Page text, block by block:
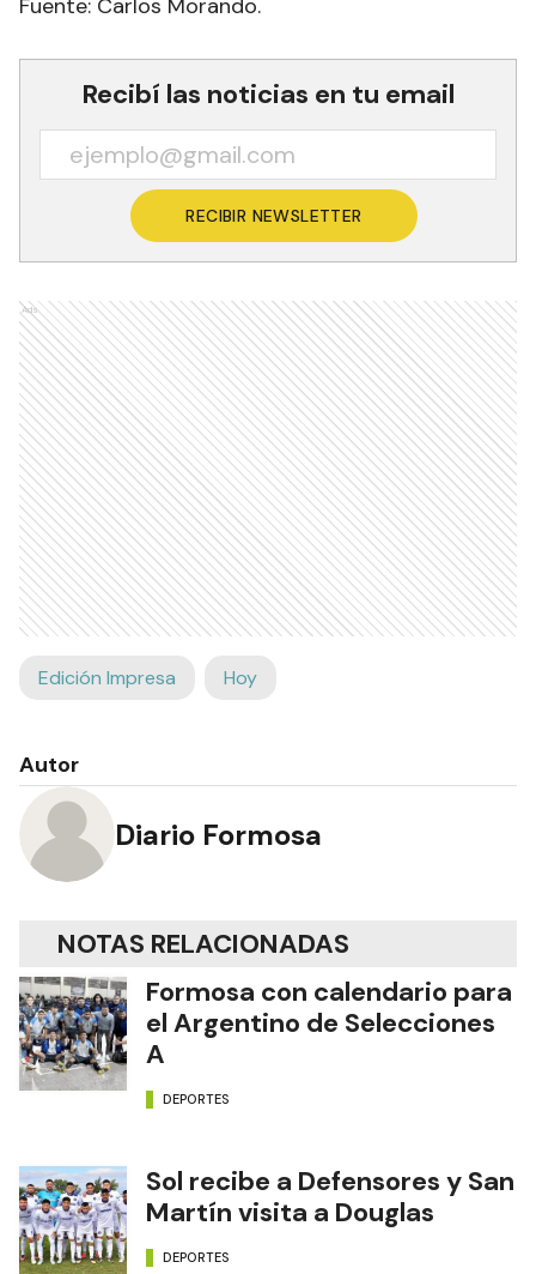
Fuente: Carlos Morando.
Recibí las noticias en tu email
RECIBIR NEWSLETTER
Ads
Edición Impresa Hoy
Autor
Diario Formosa
NOTAS RELACIONADAS
Formosa con calendario para
el Argentino de Selecciones
A
DEPORTES
Sol recibe a Defensores y San
Martín visita a Douglas
DEPORTES